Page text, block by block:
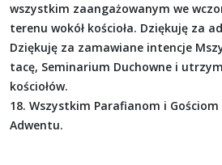
wszystkim zaangażowanym we
terenu wokół kościoła. Dziękuję za
Dziękuję za zamawiane intencje
tacę, Seminarium Duchowne i
kościołów.
18. Wszystkim Parafianom i
Adwentu.